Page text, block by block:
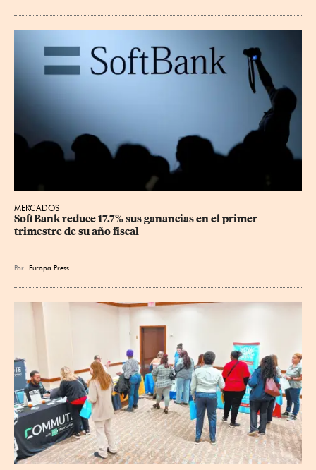
MERCADOS
SoftBank reduce 17.7% sus ganancias en el primer
trimestre de su año fiscal
Por Europa Press